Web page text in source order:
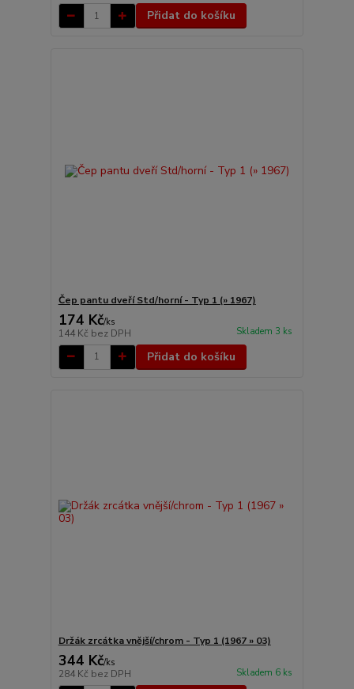
Přidat do košíku
Čep pantu dveří Std/horní - Typ 1 (» 1967)
174 Kč/ks
144 Kč bez DPH Skladem 3 ks
Přidat do košíku
Držák zrcátka vnější/chrom - Typ 1 (1967 » 03)
344 Kč/ks
284 Kč bez DPH Skladem 6 ks